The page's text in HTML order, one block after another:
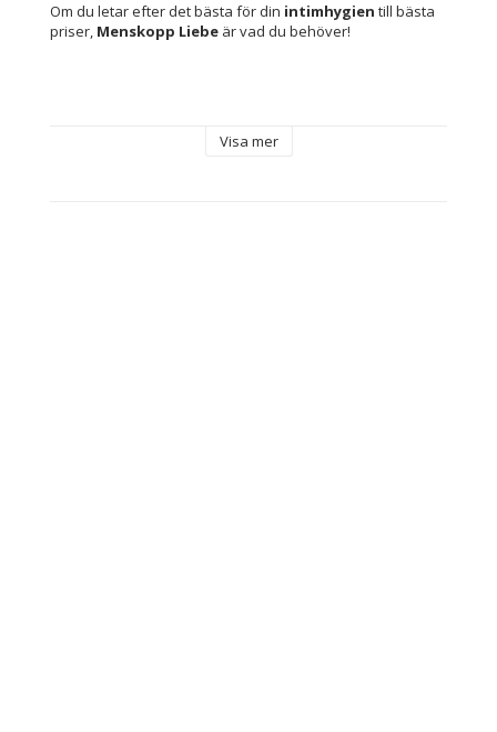
Om du letar efter det bästa för din intimhygien till bästa
priser, Menskopp Liebe är vad du behöver!
diskretion och konfidentialitet i vår frakt. Ingen, men
Visa mer